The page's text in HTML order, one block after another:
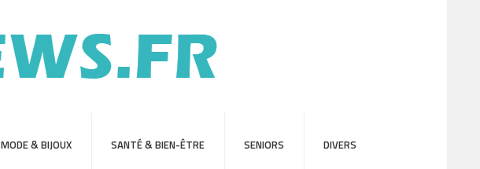
MODE & BIJOUX SANTÉ & BIEN-ÊTRE SENIORS DIVERS